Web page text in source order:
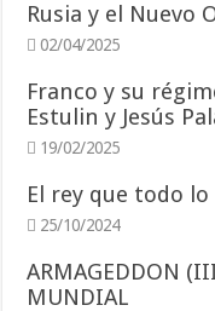
Rusia y el Nuevo
02/04/2025
Franco y su
Estulin y Jesús
19/02/2025
El rey que todo
25/10/2024
ARMAGEDDON
MUNDIAL